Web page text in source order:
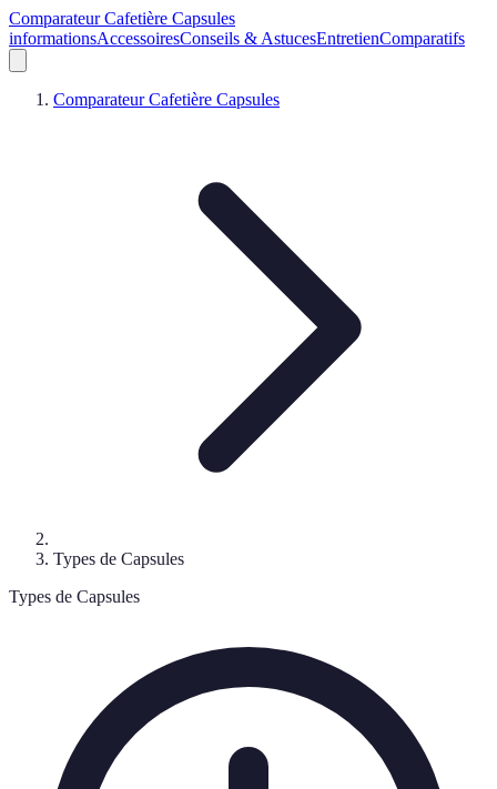
Comparateur Cafetière Capsules
informationsAccessoiresConseils & AstucesEntretienComparatifs
Comparateur Cafetière Capsules
Types de Capsules
Types de Capsules